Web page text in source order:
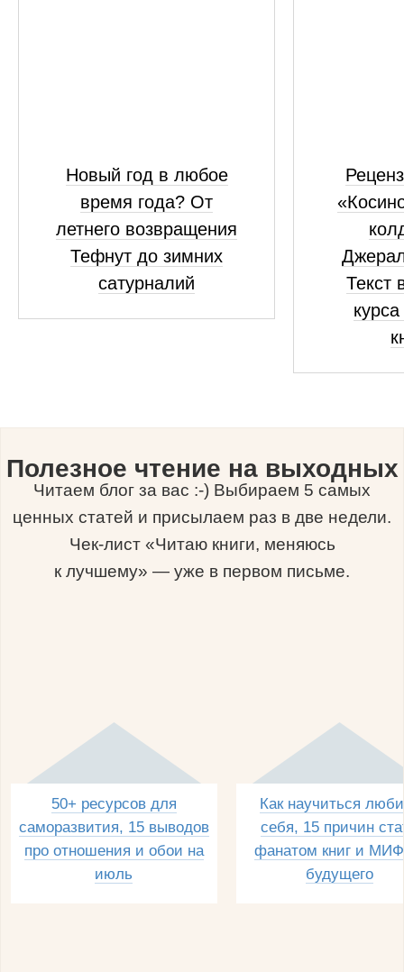
Новый год в любое
время года? От
летнего возвращения
Тефнут до зимних
сатурналий
Текст
Полезное чтение на выходных
Читаем блог за вас :-) Выбираем 5 самых
ценных статей и присылаем раз в две недели.
Чек-лист «Читаю книги, меняюсь
к лучшему» — уже в первом письме.
50+ ресурсов для
саморазвития, 15 выводов
про отношения и обои на
июль
Как научиться
себя, 15 причин
фанатом книг и
будущего